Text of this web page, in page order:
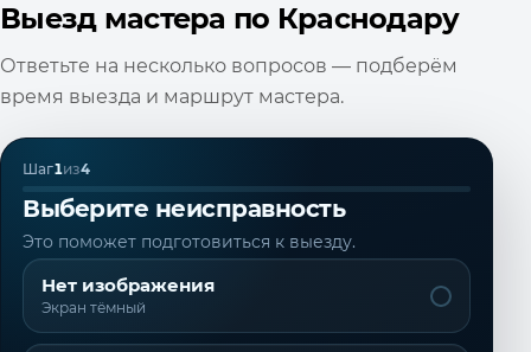
Выезд мастера по Краснодару
Ответьте на несколько вопросов — подберём
время выезда и маршрут мастера.
Шаг1из4
Выберите неисправность
Это поможет подготовиться к выезду.
Нет изображения
Экран тёмный